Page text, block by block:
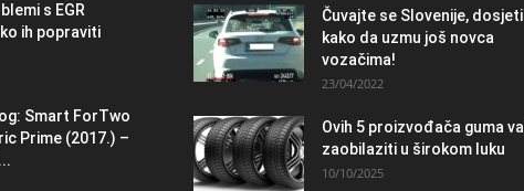
s EGR
ih popraviti
Smart ForTwo
Prime (2017.) –
Čuvajte se Slovenije,
kako da uzmu još novca
vozačima!
23/04/2022
Ovih 5 proizvođača guma
zaobilaziti u širokom luku
10/10/2025